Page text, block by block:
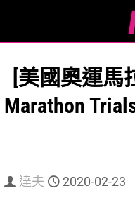
[美國奧運馬
Marathon
達夫 2020-02-23